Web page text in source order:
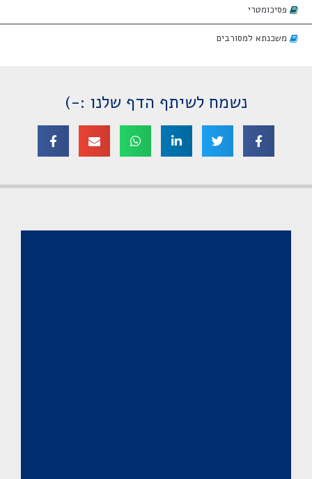
פסיכומטרי
משכנתא למסורבים
נשמח לשיתף הדף שלנו :-)